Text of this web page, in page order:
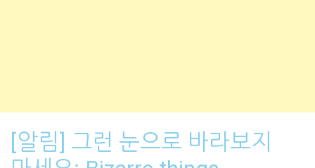
[알림] 그런 눈으로 바라보지